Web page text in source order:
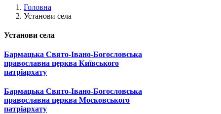
Головна
Установи села
Установи села
Бармацька Свято-Івано-Богословська
православна церква Київського
патріархату
Бармацька Свято-Івано-Богословська
православна церква Московського
патріархату